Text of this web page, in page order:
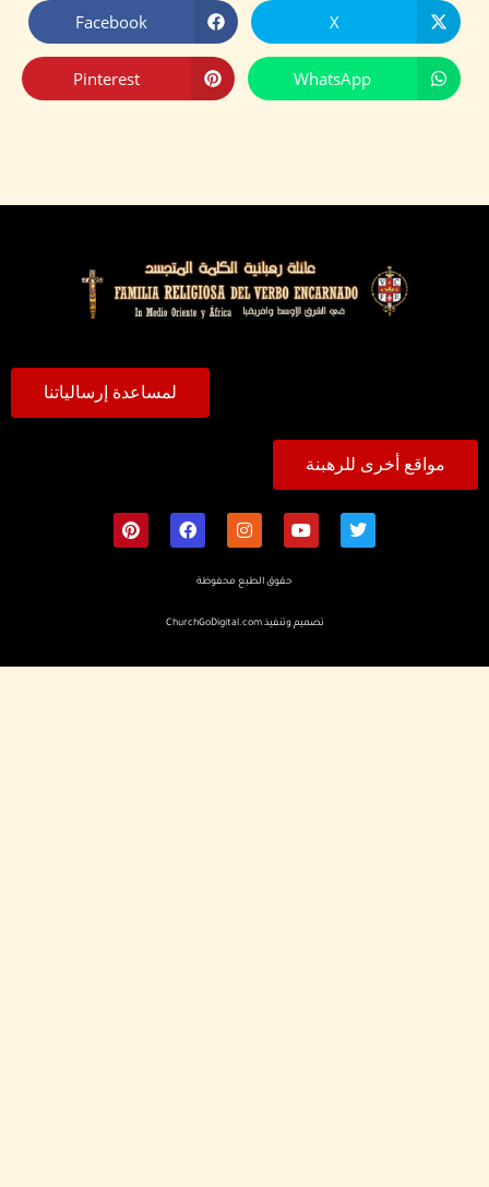
X
Facebook
WhatsApp
Pinterest
لمساعدة إرسالياتنا
مواقع أخرى للرهبنة
حقوق الطبع محفوظة
تصميم وتنفيذChurchGoDigital.com